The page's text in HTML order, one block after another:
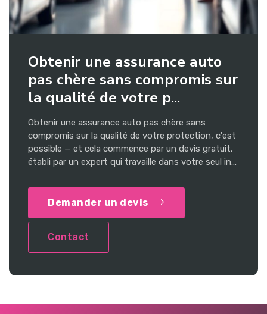
Obtenir une assurance auto
pas chère sans compromis sur
la qualité de votre p...
Obtenir une assurance auto pas chère sans
compromis sur la qualité de votre protection, c'est
possible — et cela commence par un devis gratuit,
établi par un expert qui travaille dans votre seul in...
Demander un devis
Contact